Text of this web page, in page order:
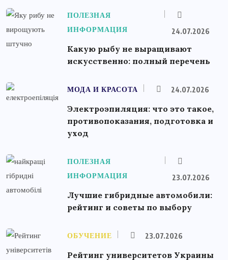
ПОЛЕЗНАЯ
ИНФОРМАЦИЯ
24.07.2026
Какую рыбу не выращивают
искусственно: полный перечень
МОДА И КРАСОТА 24.07.2026
Электроэпиляция: что это такое,
противопоказания, подготовка и
уход
ПОЛЕЗНАЯ
ИНФОРМАЦИЯ
23.07.2026
Лучшие гибридные автомобили:
рейтинг и советы по выбору
ОБУЧЕНИЕ 23.07.2026
Рейтинг университетов Украины